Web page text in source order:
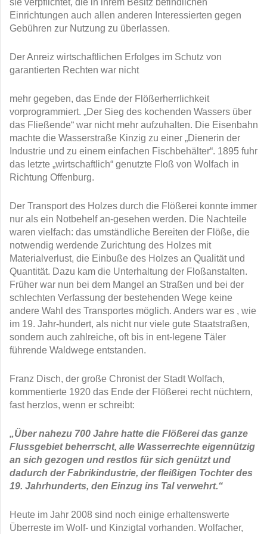
sie verpflichtet, die in ihrem Besitz befindlichen
Einrichtungen auch allen anderen Interessierten gegen
Gebühren zur Nutzung zu überlassen.
Der Anreiz wirtschaftlichen Erfolges im Schutz von
garantierten Rechten war nicht
mehr gegeben, das Ende der Flößerherrlichkeit
vorprogrammiert. „Der Sieg des kochenden Wassers über
das Fließende“ war nicht mehr aufzuhalten. Die Eisenbahn
machte die Wasserstraße Kinzig zu einer „Dienerin der
Industrie und zu einem einfachen Fischbehälter“. 1895 fuhr
das letzte „wirtschaftlich“ genutzte Floß von Wolfach in
Richtung Offenburg.
Der Transport des Holzes durch die Flößerei konnte immer
nur als ein Notbehelf an-gesehen werden. Die Nachteile
waren vielfach: das umständliche Bereiten der Flöße, die
notwendig werdende Zurichtung des Holzes mit
Materialverlust, die Einbuße des Holzes an Qualität und
Quantität. Dazu kam die Unterhaltung der Floßanstalten.
Früher war nun bei dem Mangel an Straßen und bei der
schlechten Verfassung der bestehenden Wege keine
andere Wahl des Transportes möglich. Anders war es , wie
im 19. Jahr-hundert, als nicht nur viele gute Staatstraßen,
sondern auch zahlreiche, oft bis in ent-legene Täler
führende Waldwege entstanden.
Franz Disch, der große Chronist der Stadt Wolfach,
kommentierte 1920 das Ende der Flößerei recht nüchtern,
fast herzlos, wenn er schreibt:
„Über nahezu 700 Jahre hatte die Flößerei das ganze
Flussgebiet beherrscht, alle Wasserrechte eigennützig
an sich gezogen und restlos für sich genützt und
dadurch der Fabrikindustrie, der fleißigen Tochter des
19. Jahrhunderts, den Einzug ins Tal verwehrt.“
Heute im Jahr 2008 sind noch einige erhaltenswerte
Überreste im Wolf- und Kinzigtal vorhanden. Wolfacher,